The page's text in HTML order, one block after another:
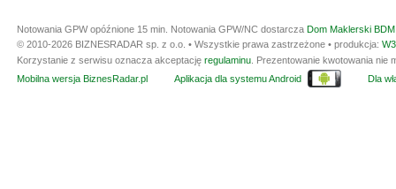
Notowania GPW opóźnione 15 min. Notowania GPW/NC dostarcza Dom Maklerski
© 2010-2026 BIZNESRADAR sp. z o.o. • Wszystkie prawa zastrzeżone • produkcja:
Korzystanie z serwisu oznacza akceptację regulaminu . Prezentowanie kwotowania
Mobilna wersja BiznesRadar.pl
Aplikacja dla systemu Android Dla